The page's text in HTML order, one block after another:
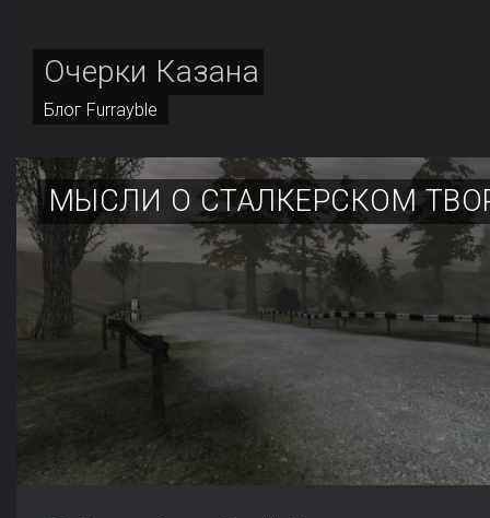
Очерки Казана
Блог Furrayble
МЫСЛИ О СТАЛКЕРСКОМ